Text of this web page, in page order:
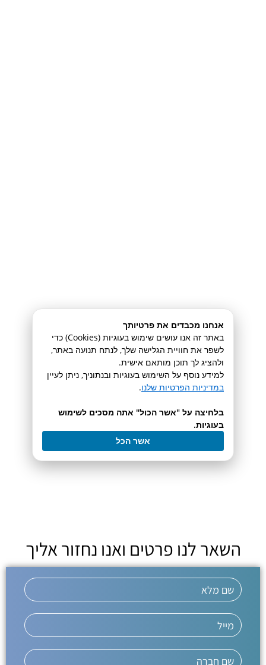
SKALAR Formacs-HT
TOC/TN Liquids Analyzer
לעמוד המוצר
השאר לנו פרטים ואנו נחזור אליך
אנחנו מכבדים את פרטיותך
באתר זה אנו עושים שימוש בעוגיות (Cookies) כדי
לשפר את חוויית הגלישה שלך, לנתח תנועה באתר,
ולהציג לך תוכן מותאם אישית.
למידע נוסף על השימוש בעוגיות ובנתוניך, ניתן לעיין
במדיניות הפרטיות שלנו.
בלחיצה על "אשר הכול" אתה מסכים לשימוש
בעוגיות.
אשר הכל